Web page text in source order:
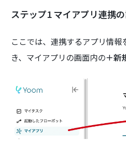
ステップ1 マイアプリ連携
ここでは、連携するアプリ情
き、マイアプリの画面内の＋新